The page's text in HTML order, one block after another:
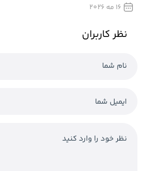
16 مه 2026
نظر کاربران